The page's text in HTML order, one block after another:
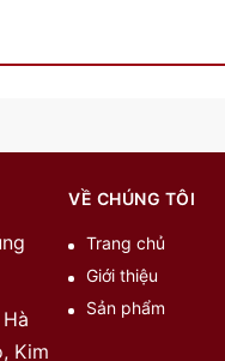
Kim
VỀ CHÚNG TÔI
Trang chủ
Giới thiệu
Sản phẩm